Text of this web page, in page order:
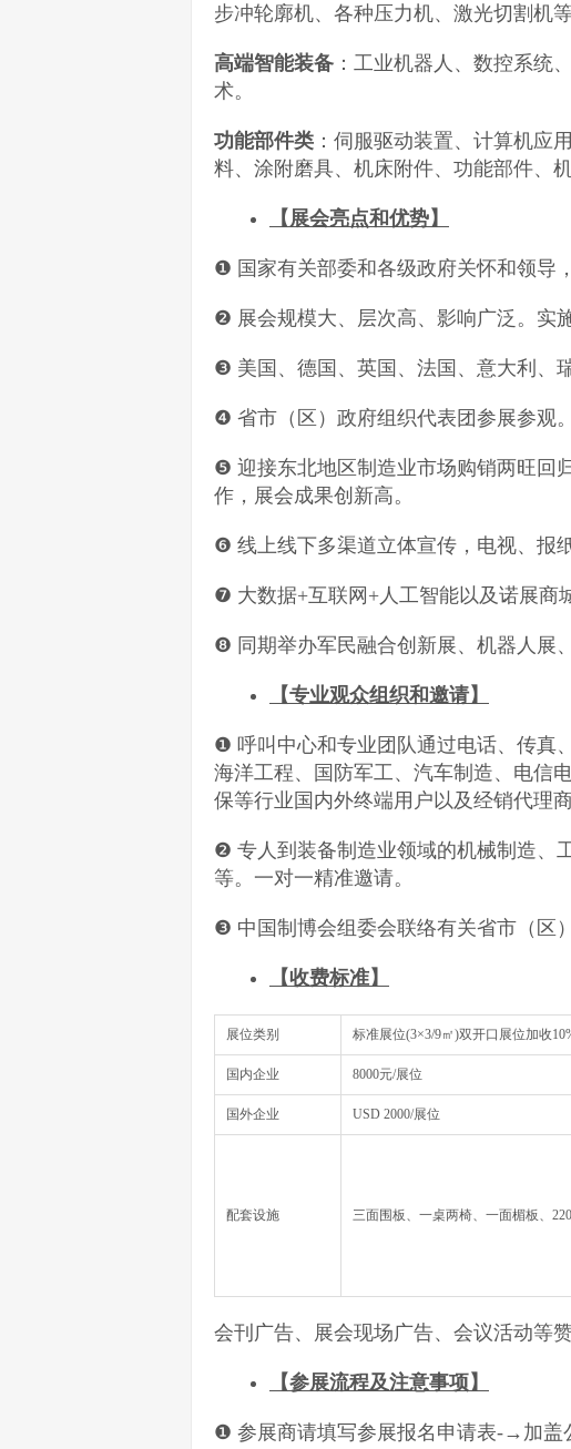
步冲轮廓机、各种压力机、激光切割机等
高端智能装备 ：工业机器人、数控系统
术。
功能部件类 ：伺服驱动装置、计算机应
料、涂附磨具、机床附件、功能部件、
【展会亮点和优势】
❶ 国家有关部委和各级政府关怀和领导
❷ 展会规模大、层次高、影响广泛。实
❸ 美国、德国、英国、法国、意大利、
❹ 省市（区）政府组织代表团参展参观
❺ 迎接东北地区制造业市场购销两旺回
作，展会成果创新高。
❻ 线上线下多渠道立体宣传，电视、报
❼ 大数据+互联网+人工智能以及诺展商
❽ 同期举办军民融合创新展、机器人展
【专业观众组织和邀请】
❶ 呼叫中心和专业团队通过电话、传真
海洋工程、国防军工、汽车制造、电信
保等行业国内外终端用户以及经销代理商
❷ 专人到装备制造业领域的机械制造、
等。一对一精准邀请。
❸ 中国制博会组委会联络有关省市（区
【收费标准】
展位类别 标准展位(3×3/9㎡)双开口展位加收
国内企业 8000元/展位
国外企业 USD 2000/展位
配套设施 三面围板、一桌两椅、一面楣板、
会刊广告、展会现场广告、会议活动等
【参展流程及注意事项】
❶ 参展商请填写参展报名申请表-→加